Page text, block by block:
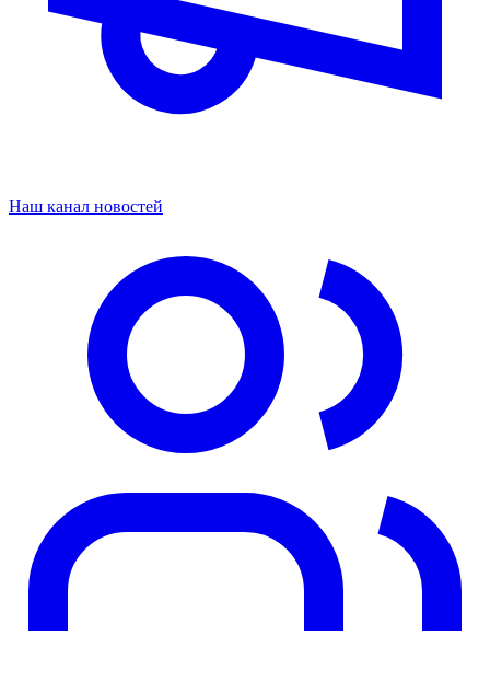
Наш канал новостей